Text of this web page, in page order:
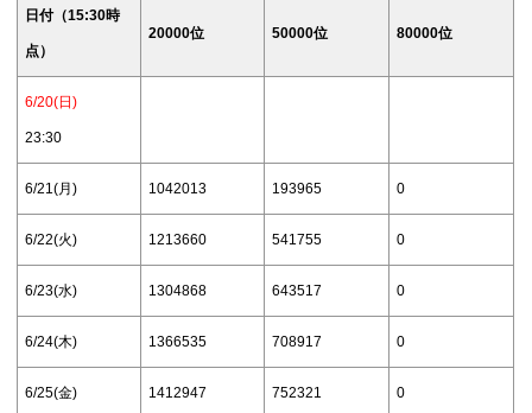
日付（15:30時
点）
20000位 50000位 80000位
6/20(日)
23:30
6/21(月) 1042013 193965 0
6/22(火) 1213660 541755 0
6/23(水) 1304868 643517 0
6/24(木) 1366535 708917 0
6/25(金) 1412947 752321 0